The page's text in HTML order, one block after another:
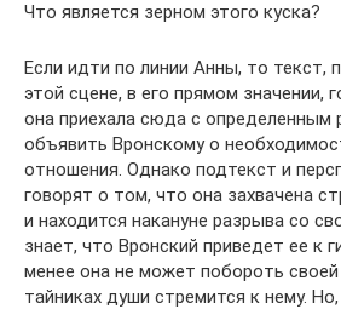
Что является зерном этого куска?
Если идти по линии Анны, то текст,
этой сцене, в его прямом значении,
она приехала сюда с определенным
объявить Врон­скому о
отношения. Однако под­текст и
говорят о том, что она захва­чена
и находится накануне разрыва со
знает, что Вронский приведет ее к
менее она не может побороть своей
тайниках души стремится к нему.